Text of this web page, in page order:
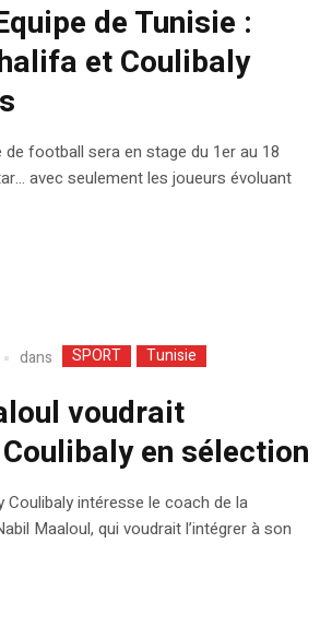
de Tunisie :
et Coulibaly
de football sera en stage du 1er au 18
avec seulement les joueurs évoluant
dans SPORT Tunisie
voudrait
en sélection
Coulibaly intéresse le coach de la
Maaloul, qui voudrait l’intégrer à son